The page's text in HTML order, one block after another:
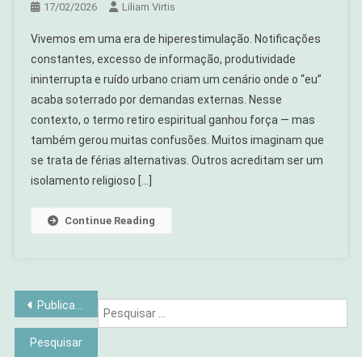
17/02/2026 Liliam Virtis
Vivemos em uma era de hiperestimulação. Notificações
constantes, excesso de informação, produtividade
ininterrupta e ruído urbano criam um cenário onde o “eu”
acaba soterrado por demandas externas. Nesse
contexto, o termo retiro espiritual ganhou força — mas
também gerou muitas confusões. Muitos imaginam que
se trata de férias alternativas. Outros acreditam ser um
isolamento religioso […]
Continue Reading
Navegação
por
Publicações mais antigas